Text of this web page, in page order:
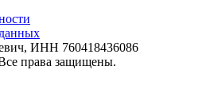
ИНН 760418436086
права защищены.